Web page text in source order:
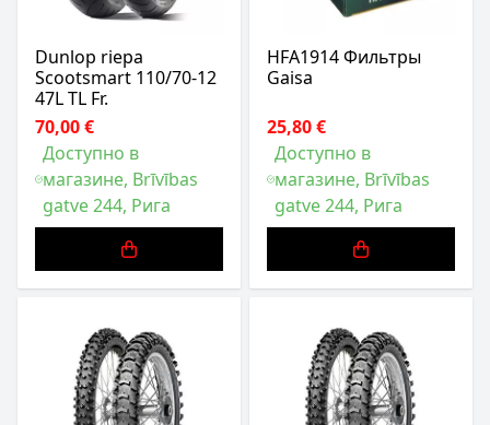
Dunlop riepa
Scootsmart 110/70-12
47L TL Fr.
70,00 €
Доступно в
магазине, Brīvības
gatve 244, Рига
HFA1914 Фильтры
Gaisa
25,80 €
Доступно в
магазине, Brīvības
gatve 244, Рига